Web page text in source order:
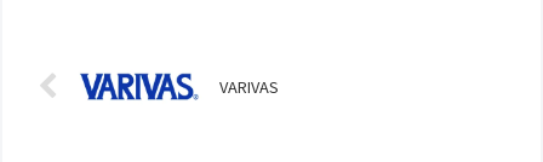
VARIVAS